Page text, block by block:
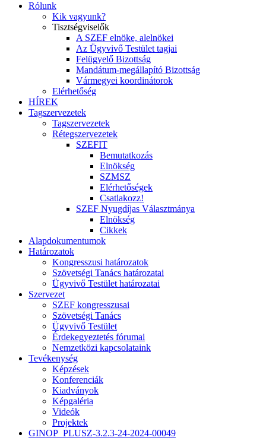
Rólunk
Kik vagyunk?
Tisztségviselők
A SZEF elnöke, alelnökei
Az Ügyvivő Testület tagjai
Felügyelő Bizottság
Mandátum-megállapító Bizottság
Vármegyei koordinátorok
Elérhetőség
HÍREK
Tagszervezetek
Tagszervezetek
Rétegszervezetek
SZEFIT
Bemutatkozás
Elnökség
SZMSZ
Elérhetőségek
Csatlakozz!
SZEF Nyugdíjas Választmánya
Elnökség
Cikkek
Alapdokumentumok
Határozatok
Kongresszusi határozatok
Szövetségi Tanács határozatai
Ügyvivő Testület határozatai
Szervezet
SZEF kongresszusai
Szövetségi Tanács
Ügyvivő Testület
Érdekegyeztetés fórumai
Nemzetközi kapcsolataink
Tevékenység
Képzések
Konferenciák
Kiadványok
Képgaléria
Videók
Projektek
GINOP_PLUSZ-3.2.3-24-2024-00049